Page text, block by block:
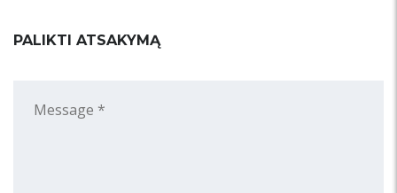
PALIKTI ATSAKYMĄ